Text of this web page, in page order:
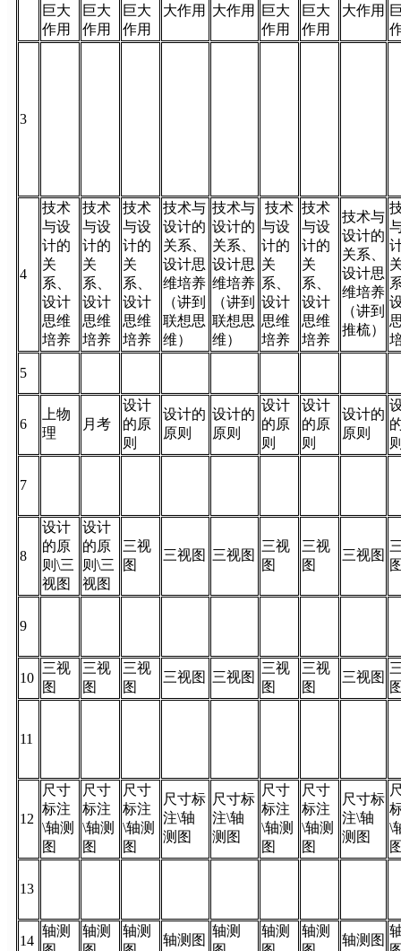
巨大
作用
巨大
作用
巨大
作用
大作用
大作用
巨大
作用
巨大
作用
大作用
3
4
技术
与设
计的
关
系、
设计
思维
培养
技术
与设
计的
关
系、
设计
思维
培养
技术
与设
计的
关
系、
设计
思维
培养
技术与
设计的
关系、
设计思
维培养
（讲到
联想思
维）
技术与
设计的
关系、
设计思
维培养
（讲到
联想思
维）
技术
与设
计的
关
系、
设计
思维
培养
技术
与设
计的
关
系、
设计
思维
培养
技术与
设计的
关系、
设计思
维培养
（讲到
推梳）
5
6
上物
理
月考
设计
的原
则
设计的
原则
设计的
原则
设计
的原
则
设计
的原
则
设计的
原则
7
8
设计
的原
则\三
视图
设计
的原
则\三
视图
三视
图
三视图 三视图
三视
图
三视
图
三视图
9
10
三视
图
三视
图
三视
图
三视图 三视图
三视
图
三视
图
三视图
11
12
尺寸
标注
\轴测
图
尺寸
标注
\轴测
图
尺寸
标注
\轴测
图
尺寸标
注\轴
测图
尺寸标
注\轴
测图
尺寸
标注
\轴测
图
尺寸
标注
\轴测
图
尺寸标
注\轴
测图
\
13
14
轴测
轴测
轴测
轴测图
轴测
轴测
轴测
轴测图